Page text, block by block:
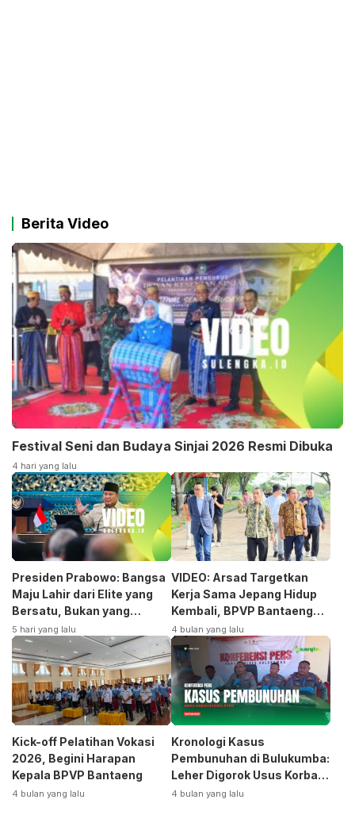
Berita Video
Festival Seni dan Budaya Sinjai 2026 Resmi Dibuka
4 hari yang lalu
Presiden Prabowo: Bangsa
Maju Lahir dari Elite yang
Bersatu, Bukan yang
Terpecah
5 hari yang lalu
VIDEO: Arsad Targetkan
Kerja Sama Jepang Hidup
Kembali, BPVP Bantaeng
Siap Bangkitkan Jurusan
Otomotif
4 bulan yang lalu
Kick-off Pelatihan Vokasi
2026, Begini Harapan
Kepala BPVP Bantaeng
4 bulan yang lalu
Kronologi Kasus
Pembunuhan di Bulukumba:
Leher Digorok Usus Korban
Dikeluarkan
4 bulan yang lalu